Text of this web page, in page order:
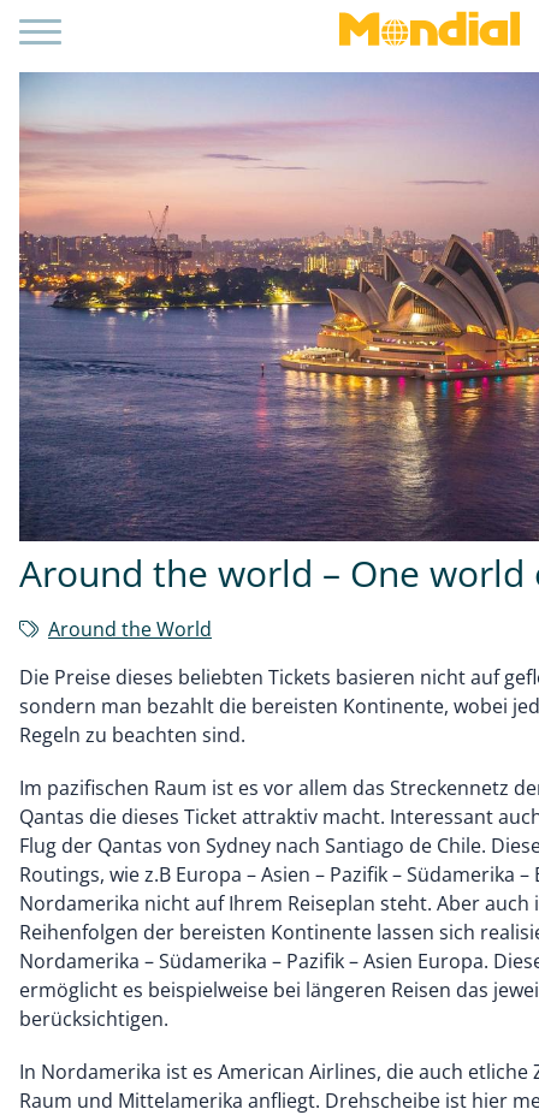
Around the world – One
Around the World
Die Preise dieses beliebten Tickets basieren nicht auf
sondern man bezahlt die bereisten Kontinente, wobei
Regeln zu beachten sind.
Im pazifischen Raum ist es vor allem das Streckennetz
Qantas die dieses Ticket attraktiv macht. Interessant
Flug der Qantas von Sydney nach Santiago de Chile.
Routings, wie z.B Europa – Asien – Pazifik – Südamerika –
Nordamerika nicht auf Ihrem Reiseplan steht. Aber auch
Reihenfolgen der bereisten Kontinente lassen sich
Nordamerika – Südamerika – Pazifik – Asien Europa.
ermöglicht es beispielweise bei längeren Reisen das
berücksichtigen.
In Nordamerika ist es American Airlines, die auch etliche
Raum und Mittelamerika anfliegt. Drehscheibe ist hier